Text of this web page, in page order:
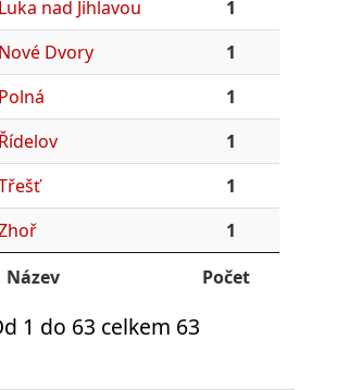
Luka nad Jihlavou
1
Nové Dvory
1
Polná
1
Řídelov
1
1
1
Název Počet
1 do 63 celkem 63